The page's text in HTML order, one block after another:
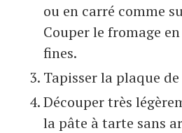
ou en carré comme
Couper le fromage
fines.
Tapisser la plaque
Découper très
la pâte à tarte sans